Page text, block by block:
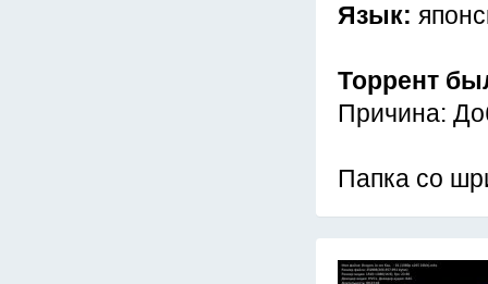
Язык:
Торрент
Причина:
Папка со